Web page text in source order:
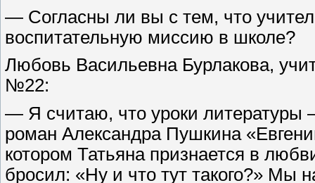
— Согласны ли вы с тем, что
воспитательную миссию в школе?
Любовь Васильевна Бурлакова,
№22:
— Я считаю, что уроки
роман Александра Пушкина
котором Татьяна признается в
бросил: «Ну и что тут такого?» Мы